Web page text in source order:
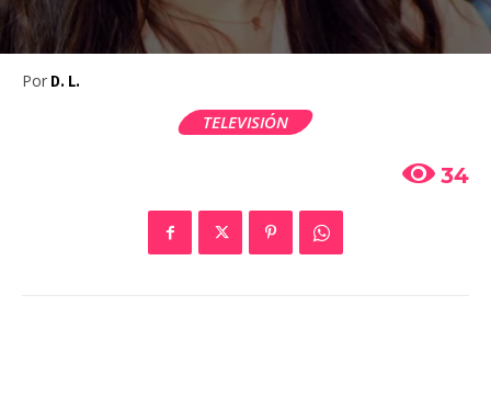
Por D. L.
TELEVISIÓN
34